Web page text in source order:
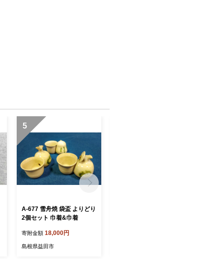
5
A-677 雪舟焼 袋盃 よりどり
2個セット 巾着&巾着
寄附金額 18,000円
島根県益田市